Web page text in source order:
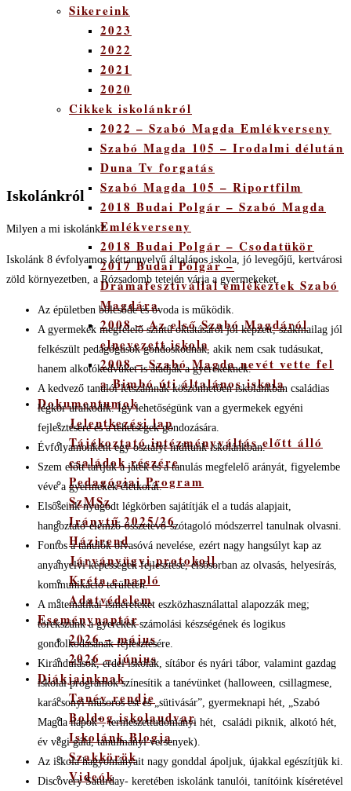
Sikereink
2023
2022
2021
2020
Cikkek iskolánkról
2022 – Szabó Magda Emlékverseny
Szabó Magda 105 – Irodalmi délután
Duna Tv forgatás
Szabó Magda 105 – Riportfilm
2018 Budai Polgár – Szabó Magda
Emlékverseny
2018 Budai Polgár – Csodatükör
2017 Budai Polgár –
Drámafesztivállal emlékeztek Szabó
Magdára
2008 – Az első Szabó Magdáról
elnevezett iskola
2008 – Szabó Magda nevét vette fel
a Bimbó úti általános iskola
Dokumentumok
Jelentkezési lap
Tájékoztató intézményváltás előtt álló
családok részére
Pedagógiai Program
SzMSz
Iránytű 2025/26
Házirend
Járványügyi protokoll
Kréta e napló
Adatvédelem
Eseménynaptár
2026 – május
2026 – június
Diákjainknak
Tanév rendje
Boldog iskolaudvar
Iskolánk Blogja
Szakkörök
Videók
Iskolánkról
Milyen a mi iskolánk?
Iskolánk 8 évfolyamos kéttannyelvű általános iskola, jó levegőjű, kertvárosi
zöld környezetben, a Rózsadomb tetején várja a gyermekeket.
Az épületben bölcsőde és óvoda is működik.
A gyermekek megfelelő szintű oktatásáról jól képzett, szakmailag jól
felkészült pedagógusok gondoskodnak, akik nem csak tudásukat,
hanem alkotókedvüket is átadják a gyerekeknek.
A kedvező tanulói létszámnak köszönhetően iskolánkban családias
légkör uralkodik. Így lehetőségünk van a gyermekek egyéni
fejlesztésére és a tehetségek gondozására.
Évfolyamonként egy osztályt indítunk iskolánkban.
Szem előtt tartjuk a játék és a tanulás megfelelő arányát, figyelembe
véve a gyermekek életkorát.
Elsőseink nyugodt légkörben sajátítják el a tudás alapjait,
hangoztató-elemző-összetevő-szótagoló módszerrel tanulnak olvasni.
Fontos a tanulók olvasóvá nevelése, ezért nagy hangsúlyt kap az
anyanyelvi képességek fejlesztése, elsősorban az olvasás, helyesírás,
kommunikáció területén.
A matematikai ismereteket eszközhasználattal alapozzák meg;
törekszünk a gyerekek számolási készségének és logikus
gondolkodásának fejlesztésére.
Kirándulások, erdei iskolák, sítábor és nyári tábor, valamint gazdag
iskolai programok színesítik a tanévünket (halloween, csillagmese,
karácsonyi műsoros est és „sütivásár”, gyermeknapi hét, „Szabó
Magda napok”, természettudományi hét, családi piknik, alkotó hét,
év végi gála, tanulmányi versenyek).
Az iskola hagyományait nagy gonddal ápoljuk, újakkal egészítjük ki.
Discovery Saturday- keretében iskolánk tanulói, tanítóink kíséretével